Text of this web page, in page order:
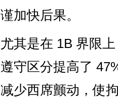
谨加快后果。
尤其是在 1B 界限
遵守区分提高了
减少西席颤动，使